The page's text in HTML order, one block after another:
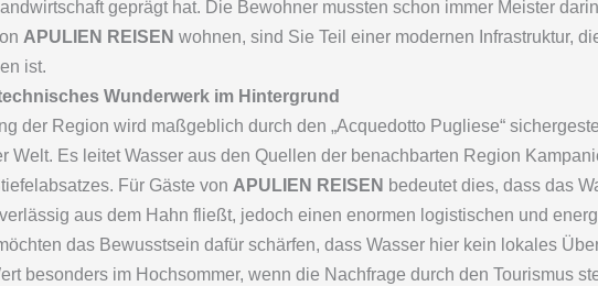
geprägt hat. Die Bewohner mussten schon immer Meister
APULIEN REISEN wohnen, sind Sie Teil einer modernen Infrastruktur,
ist.
Wunderwerk im Hintergrund
der Region wird maßgeblich durch den „Acquedotto Pugliese“
Welt. Es leitet Wasser aus den Quellen der benachbarten Region
Für Gäste von APULIEN REISEN bedeutet dies, dass das
aus dem Hahn fließt, jedoch einen enormen logistischen und
das Bewusstsein dafür schärfen, dass Wasser hier kein lokales
besonders im Hochsommer, wenn die Nachfrage durch den Tourismus